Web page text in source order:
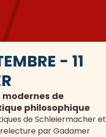
- 11
modernes de
philosophique
de Schleiermacher et
par Gadamer